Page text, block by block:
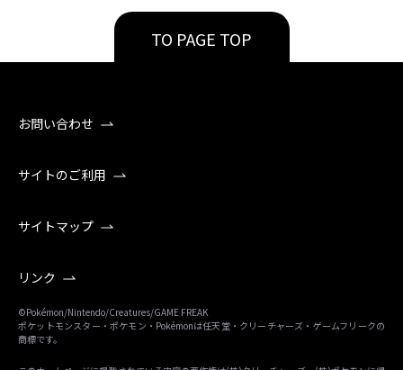
TO PAGE TOP
お問い合わせ
サイトのご利用
サイトマップ
リンク
©Pokémon/Nintendo/Creatures/GAME FREAK
ポケットモンスター・ポケモン・Pokémonは任天堂・クリーチャーズ・ゲームフリークの
商標です。